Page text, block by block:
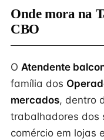
Onde mora na
CBO
O Atendente
família dos
mercados, dentro
trabalhadores dos
comércio em lojas